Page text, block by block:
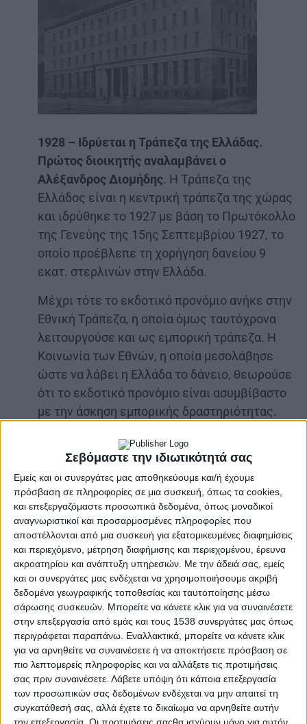
Σεβόμαστε την ιδιωτικότητά σας
Εμείς και οι συνεργάτες μας αποθηκεύουμε και/ή έχουμε
πρόσβαση σε πληροφορίες σε μια συσκευή, όπως τα cookies,
και επεξεργαζόμαστε προσωπικά δεδομένα, όπως μοναδικοί
αναγνωριστικοί και προσαρμοσμένες πληροφορίες που
αποστέλλονται από μια συσκευή για εξατομικευμένες διαφημίσεις
και περιεχόμενο, μέτρηση διαφήμισης και περιεχομένου, έρευνα
ακροατηρίου και ανάπτυξη υπηρεσιών. Με την άδειά σας, εμείς
και οι συνεργάτες μας ενδέχεται να χρησιμοποιήσουμε ακριβή
δεδομένα γεωγραφικής τοποθεσίας και ταυτοποίησης μέσω
σάρωσης συσκευών. Μπορείτε να κάνετε κλικ για να συναινέσετε
στην επεξεργασία από εμάς και τους 1538 συνεργάτες μας όπως
περιγράφεται παραπάνω. Εναλλακτικά, μπορείτε να κάνετε κλικ
για να αρνηθείτε να συναινέσετε ή να αποκτήσετε πρόσβαση σε
πιο λεπτομερείς πληροφορίες και να αλλάξετε τις προτιμήσεις
σας πριν συναινέσετε. Λάβετε υπόψη ότι κάποια επεξεργασία
των προσωπικών σας δεδομένων ενδέχεται να μην απαιτεί τη
συγκατάθεσή σας, αλλά έχετε το δικαίωμα να αρνηθείτε αυτήν
1928 – Ιδρύεται η Τράπεζα της Ελλάδας.
Πρώτος διοικητής αναλαμβάνει ο
Αλέξανδρος Διομήδης. Η Τράπεζα της
Ελλάδος είναι η κεντρική τράπεζα της χώρας
και ιδρύθηκε το 1927 με βάση το Πρωτόκολλο
της Γενεύης της 15ης Σεπτεμβρίου 1927, το
οποίο προέβλεπε τη χορήγηση δανείου 9
εκατ. στερλινών στην Ελλάδα.
Μέχρι τότε το εκδοτικό προνόμιο ανήκε στην
Εθνική Τράπεζα, η οποία όμως ταυτόχρονα
λειτουργούσε και ως εμπορική τράπεζα. Η
Κοινωνία των Εθνών, η οποία μεσολάβησε
ώστε να λάβει η Ελλάδα το δάνειο, θεωρούσε
ότι το εκδοτικό προνόμιο είναι ασυμβίβαστο
με την άσκηση εμπορικής δραστηριότητας.
παραμείνει εμπορική και να παραιτηθεί από
το εκδοτικό προνόμιο υπέρ της νεοσύστατης
Τράπεζας της Ελλάδος, η οποία άρχισε τις
εργασίες της στις 14 Μαΐου 1928.
Η ίδρυσή της αποτέλεσε σημαν​​τική
μεταρρύθμιση στον ελληνικό
χρηματοπιστωτικό τομέα και, παρά τις
αρχικές δυσκολίες, η Τράπεζα της Ελλάδος
εδραιώθηκε ως ρυθμιστής του τραπεζικού
τοπίου και θεματοφύλακας της
χρηματοπιστωτικής σταθερότητας. Μετά την
ανέγερση του κεντρικού καταστήματος στην
οδό Πανεπιστημίου 21, η Τράπεζα
δημιούργησε ευρύ δίκτυο υποκαταστημάτων
σε όλη τη χώρα. Από τη διοίκησή της πέρασαν